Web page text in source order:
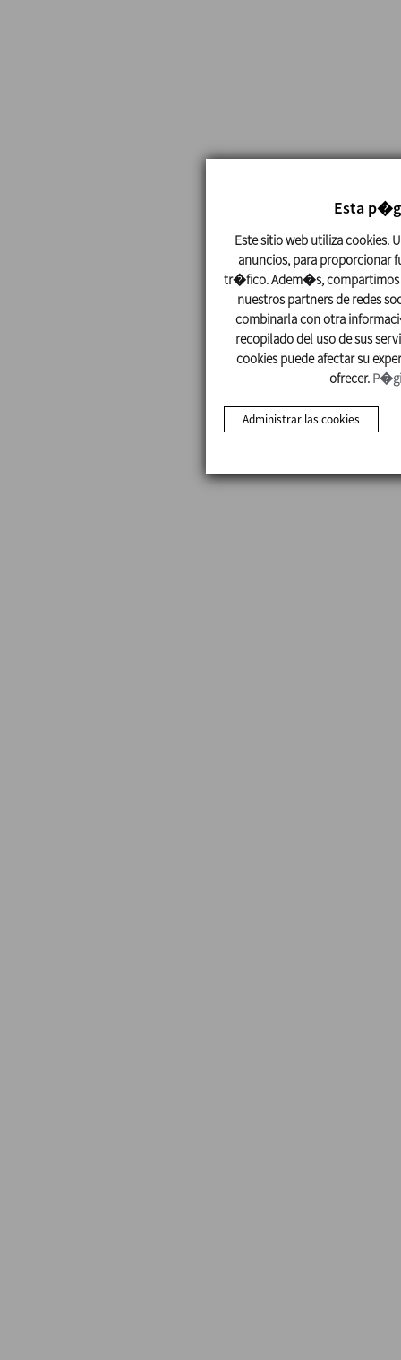
Esta
Este sitio web utiliza cookies.
anuncios, para proporcionar
tr�fico. Adem�s, compartimos
nuestros partners de redes
combinarla con otra
recopilado del uso de sus
cookies puede afectar su
ofrecer.
Administrar las cookies